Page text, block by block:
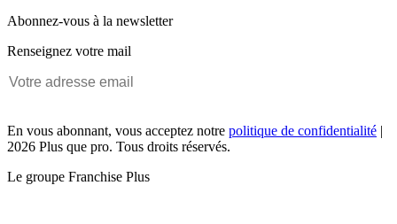
Abonnez-vous à la newsletter
Renseignez votre mail
En vous abonnant, vous acceptez notre politique de confidentialité |
2026 Plus que pro. Tous droits réservés.
Le groupe Franchise Plus